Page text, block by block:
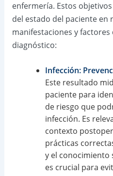
enfermería. Estos
del estado del paciente en
manifestaciones y
diagnóstico:
Infección:
Este resultado
paciente para
de riesgo que
infección. Es
contexto
prácticas
y el conocimiento
es crucial para